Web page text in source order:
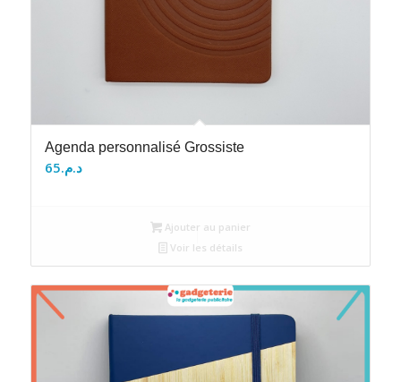
Agenda personnalisé Grossiste
د.م.65
Ajouter au panier
Voir les détails